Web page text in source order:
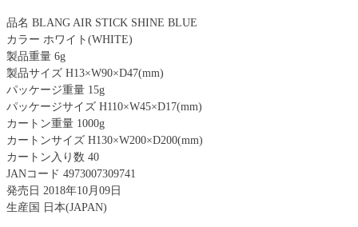
品名 BLANG AIR STICK SHINE BLUE
カラー ホワイト(WHITE)
製品重量 6g
製品サイズ H13×W90×D47(mm)
パッケージ重量 15g
パッケージサイズ H110×W45×D17(mm)
カートン重量 1000g
カートンサイズ H130×W200×D200(mm)
カートン入り数 40
JANコード 4973007309741
発売日 2018年10月09日
生産国 日本(JAPAN)